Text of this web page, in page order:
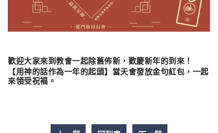
歡迎大家來到教會一起除舊佈新，歡慶新年的到來！
【用神的話作為一年的起頭】 當天會發放金句紅包，一起
來領受祝褔。